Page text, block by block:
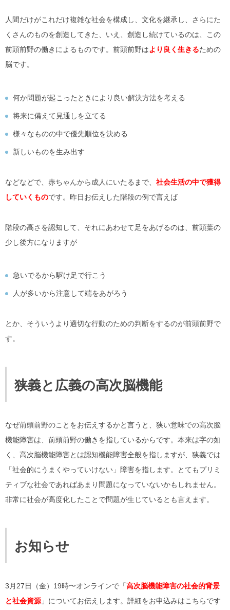
人間だけがこれだけ複雑な社会を構成し、文化を継承し、さらにた
くさんのものを創造してきた、いえ、創造し続けているのは、この
前頭前野の働きによるものです。前頭前野はより良く生きるための
脳です。
何か問題が起こったときにより良い解決方法を考える
将来に備えて見通しを立てる
様々なものの中で優先順位を決める
新しいものを生み出す
などなどで、赤ちゃんから成人にいたるまで、 社会生活の中で獲得
していくものです。昨日お伝えした階段の例で言えば
階段の高さを認知して、それにあわせて足をあげるのは、前頭葉の
少し後方になりますが
急いでるから駆け足で行こう
人が多いから注意して端をあがろう
とか、そういうより適切な行動のための判断をするのが前頭前野で
す。
狭義と広義の高次脳機能
なぜ前頭前野のことをお伝えするかと言うと、狭い意味での高次脳
機能障害は、前頭前野の働きを指しているからです。本来は字の如
く、高次脳機能障害とは認知機能障害全般を指しますが、狭義では
「社会的にうまくやっていけない」障害を指します。とてもプリミ
ティブな社会であればあまり問題になっていないかもしれません。
非常に社会が高度化したことで問題が生じているとも言えます。
お知らせ
3月27日（金）19時〜オンラインで「高次脳機能障害の社会的背景
と社会資源」についてお伝えします。詳細をお申込みはこちらです